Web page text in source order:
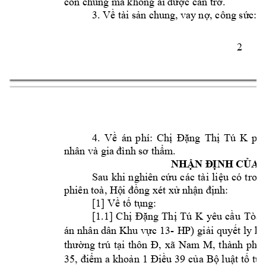
2
3. Về tài sản chung, vay nợ, công sức:
4. Về án phí: Chị Đặng Thị Tú K
nhân và gia đình sơ thẩm.
NHẬN ĐỊNH CỦA
Sau khi nghiên cứu các tài liệu có
phiên toà, Hội đồng xét xử nhận định:
[1] Về tố tụng:
[1.1] Chị Đặng Thị Tú K yêu cầu Tòa
án nhân dân Khu vực 13- HP) giải quyết ly
thường trú tại thôn Đ, xã Nam M, thành phố
35, điểm a khoản 1 Điều 39 của Bộ luật tố